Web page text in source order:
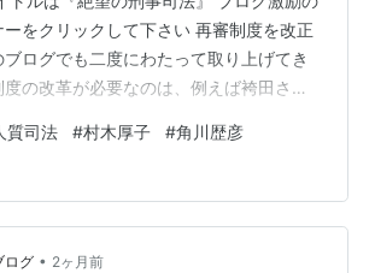
をクリックして下さい 再審制度を改正
ログでも二度にわたって取り上げてき
度の改革が必要なのは、例えば袴田さん
がら改悪になってしまうのが今回の問
一回目の「再審制度改正の問題点――抗
――」と第二回目の「「検察の抗告は全
選択肢はなし――平口法務大臣の「詭
よう――」を斜め読みで結構ですので、
質司法 #村木厚子 #角川歴彦
ログ • 2ヶ月前